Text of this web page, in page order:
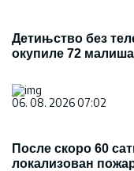
Детињство без
окупиле 72
06. 08. 2026 07:02
После скоро 60
локализован